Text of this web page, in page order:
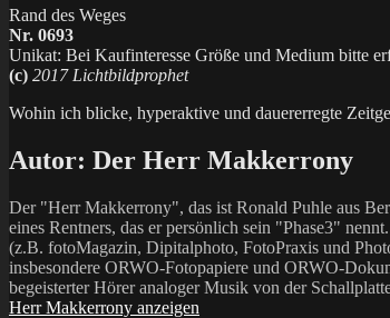
Rand des Weges
Nr. 0693
Unikat: Bei Kaufinteresse Größe und Medium bitte
(c) 2017 Lichtbildprophet
Wohin ich blicke, hyperaktive und dauererregte
Autor: Der Herr Makkerrony
Der "Herr Makkerrony", das ist Ronald Puhle aus
eines Rentners, das er persönlich sein "Phase3"
(z.B. fotoMagazin, Dipitalphoto, FotoPraxis und
insbesondere ORWO-Fotopapiere und ORWO-
begeisterter Hörer analoger Musik von der
Herr Makkerrony anzeigen